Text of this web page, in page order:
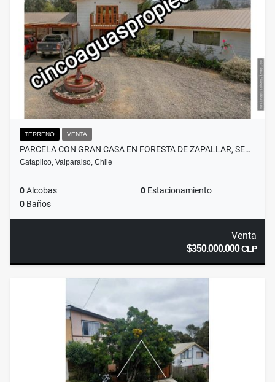
TERRENO VENTA
PARCELA CON GRAN CASA EN FORESTA DE ZAPALLAR, SE…
Catapilco, Valparaiso, Chile
0Alcobas 0 Estacionamiento
0 Baños
Venta
$350.000.000CLP